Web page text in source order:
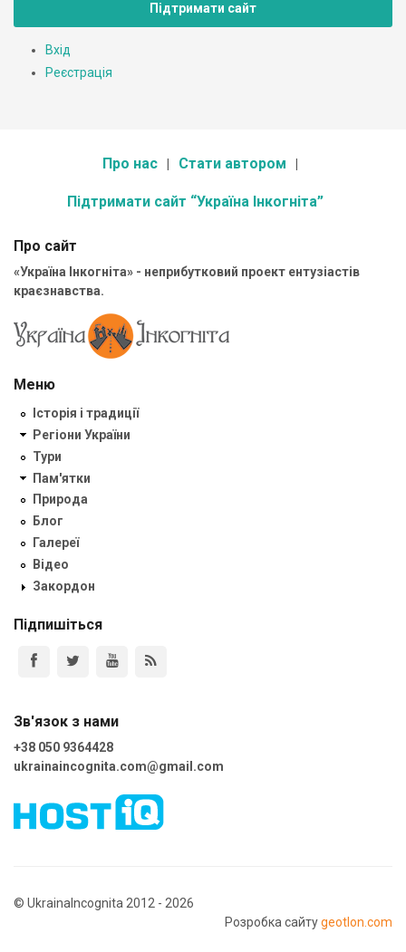
Підтримати сайт
Вхід
Реєстрація
Про нас Стати автором
Підтримати сайт “Україна Інкогніта”
Про сайт
«Україна Інкогніта» - неприбутковий проект ентузіастів
краєзнавства.
Меню
Історія і традиції
Регіони України
Тури
Пам'ятки
Природа
Блог
Галереї
Відео
Закордон
Підпишіться
Зв'язок з нами
+38 050 9364428
ukrainaincognita.com@gmail.com
© UkrainaIncognita 2012 - 2026
Розробка сайтуgeotlon.com